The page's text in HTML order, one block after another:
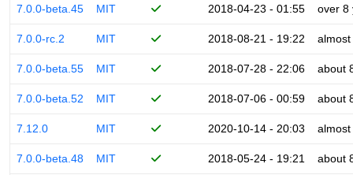
7.0.0-beta.45 MIT 2018-04-23 - 01:55 over 8
7.0.0-rc.2 MIT 2018-08-21 - 19:22
7.0.0-beta.55 MIT 2018-07-28 - 22:06 about
7.0.0-beta.52 MIT 2018-07-06 - 00:59 about
7.12.0 MIT 2020-10-14 - 20:03
7.0.0-beta.48 MIT 2018-05-24 - 19:21 about